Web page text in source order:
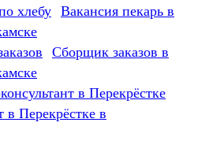
Вакансия пекарь в
Сборщик заказов в
в Перекрёстке в